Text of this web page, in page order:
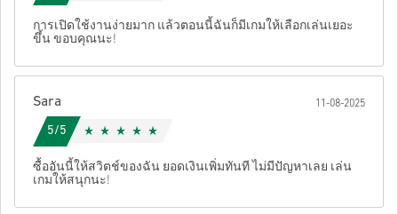
• เลือกสินค้า
• กรอกอีเมลของคุณ
หลังจากนั้น คุณจะได้รับอีเมลพร้อมลิงก์ที่ปลอดภัยเพื่อเข้าถึงโค้ด
ของคุณ
ต้นฉบับจึงจะเล่นส่วนDLCได้.
สำหรับบางผลิตภัณฑ์ คุณอาจจะได้รับรหัสมากกว่าหนึ่งรหัส
ยกเลิก
การเปิดใช้งานง่ายมาก แล้วตอนนี้ฉันก็มีเกมให้เลือกเล่นเยอะ
ขึ้น ขอบคุณนะ!
Sara 11-08-2025
5/5
ซื้ออันนี้ให้สวิตช์ของฉัน ยอดเงินเพิ่มทันที ไม่มีปัญหาเลย เล่น
เกมให้สนุกนะ!